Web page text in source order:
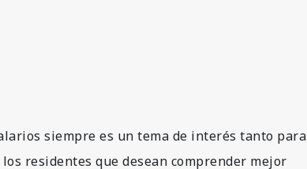
siempre es un tema de interés tanto para
residentes que desean comprender mejor